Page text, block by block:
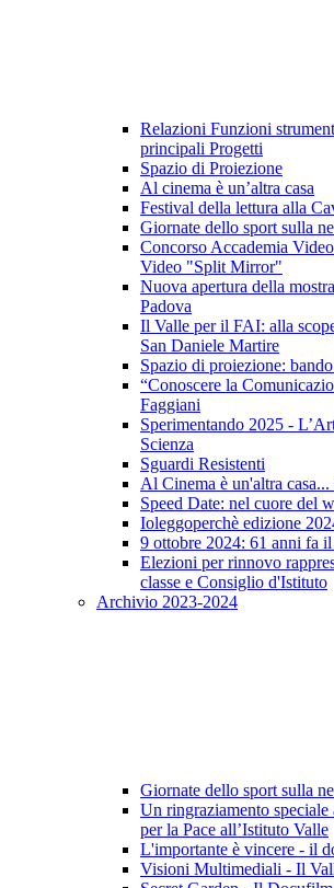
Relazioni Funzioni
principali Progetti
Spazio di Proiezione
Al cinema è un’altra casa
Festival della lettura alla
Giornate dello sport sulla
Concorso Accademia
Video "Split Mirror"
Nuova apertura della
Padova
Il Valle per il FAI: alla
San Daniele Martire
Spazio di proiezione:
“Conoscere la
Faggiani
Sperimentando 2025 -
Scienza
Sguardi Resistenti
Al Cinema è un'altra casa...
Speed Date: nel cuore del
Ioleggoperchè edizione
9 ottobre 2024: 61 anni fa
Elezioni per rinnovo
classe e Consiglio d'Istituto
Archivio 2023-2024
Giornate dello sport sulla
Un ringraziamento speciale
per la Pace all’Istituto Valle
L'importante è vincere - il
Visioni Multimediali - Il